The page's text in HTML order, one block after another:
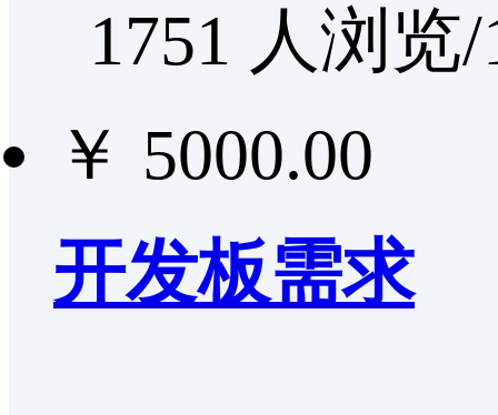
1751 人浏览/
￥ 5000.00
开发板需求